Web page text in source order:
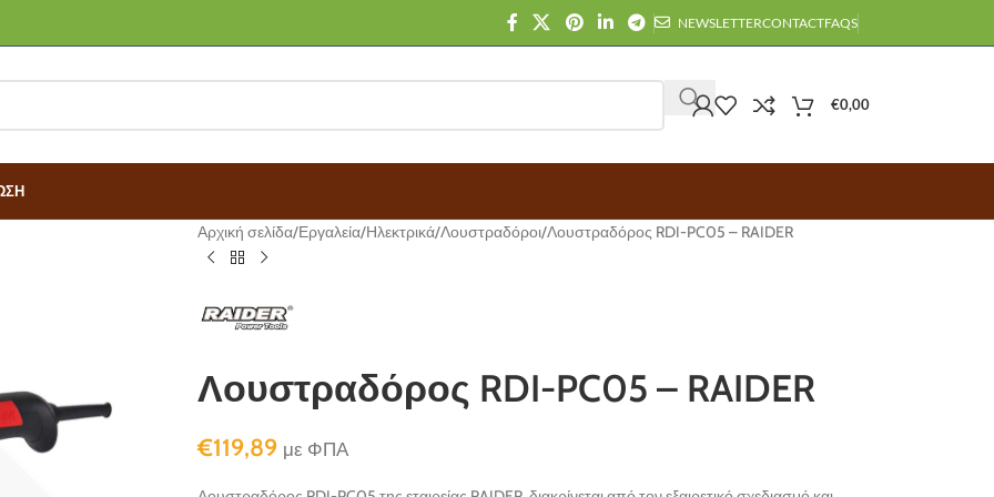
NEWSLETTERCONTACTFAQS
€0,00
Αρχική σελίδα Εργαλεία Ηλεκτρικά Λουστραδόροι Λουστραδόρος RDI-PC05 – RAIDER
Λουστραδόρος RDI-PC05 – RAIDER
€119,89 με ΦΠΑ